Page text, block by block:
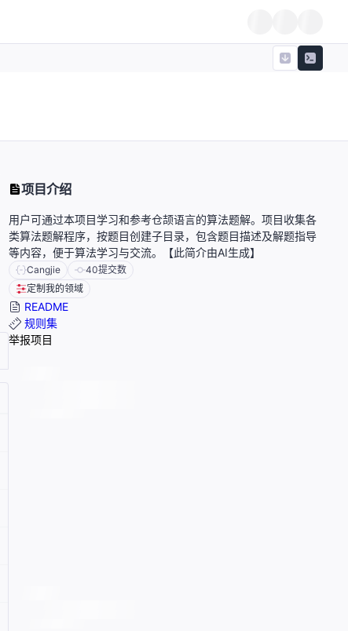
项目介绍
用户可通过本项目学习和参考仓颉语言的算法题解。项目收集各
类算法题解程序，按题目创建子目录，包含题目描述及解题指导
等内容，便于算法学习与交流。【此简介由AI生成】
Cangjie 40提交数
定制我的领域
README
规则集
举报项目